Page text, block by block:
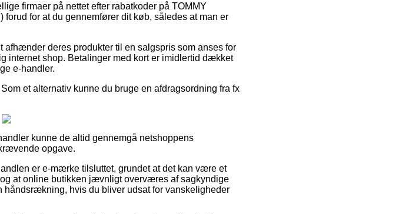
firmaer på nettet efter rabatkoder på TOMMY
for at du gennemfører dit køb, således at man er
afhænder deres produkter til en salgspris som anses for
internet shop. Betalinger med kort er imidlertid dækket
e-handler.
et alternativ kunne du bruge en afdragsordning fra fx
kunne de altid gennemgå netshoppens
opgave.
er e-mærke tilsluttet, grundet at det kan være et
at online butikken jævnligt overværes af sagkyndige
håndsrækning, hvis du bliver udsat for vanskeligheder